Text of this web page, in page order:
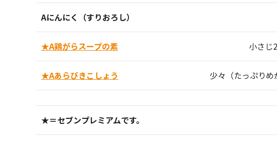
Aにんにく（すりおろし）
★A鶏がらスープの素 小さじ
★Aあらびきこしょう 少々（たっぷりめ
★＝セブンプレミアムです。